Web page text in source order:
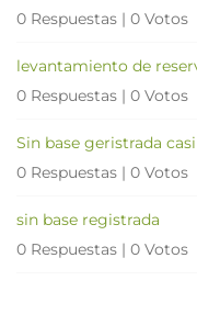
0 Respuestas | 0 Votos
levantamiento de
0 Respuestas | 0 Votos
Sin base geristrada
0 Respuestas | 0 Votos
sin base registrada
0 Respuestas | 0 Votos